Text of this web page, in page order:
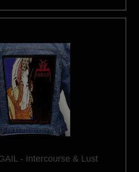
- Intercourse & Lust